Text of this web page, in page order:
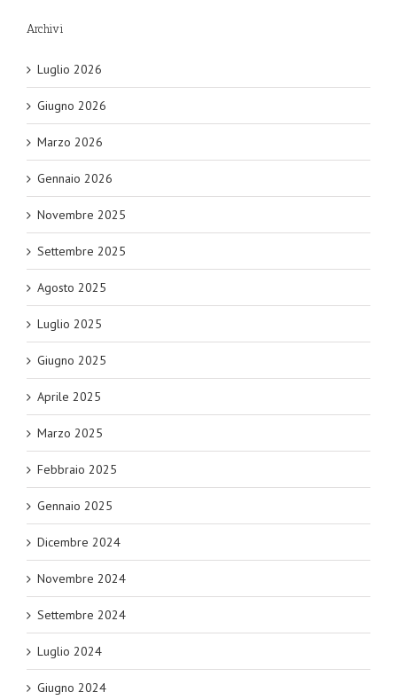
Archivi
Luglio 2026
Giugno 2026
Marzo 2026
Gennaio 2026
Novembre 2025
Settembre 2025
Agosto 2025
Luglio 2025
Giugno 2025
Aprile 2025
Marzo 2025
Febbraio 2025
Gennaio 2025
Dicembre 2024
Novembre 2024
Settembre 2024
Luglio 2024
Giugno 2024